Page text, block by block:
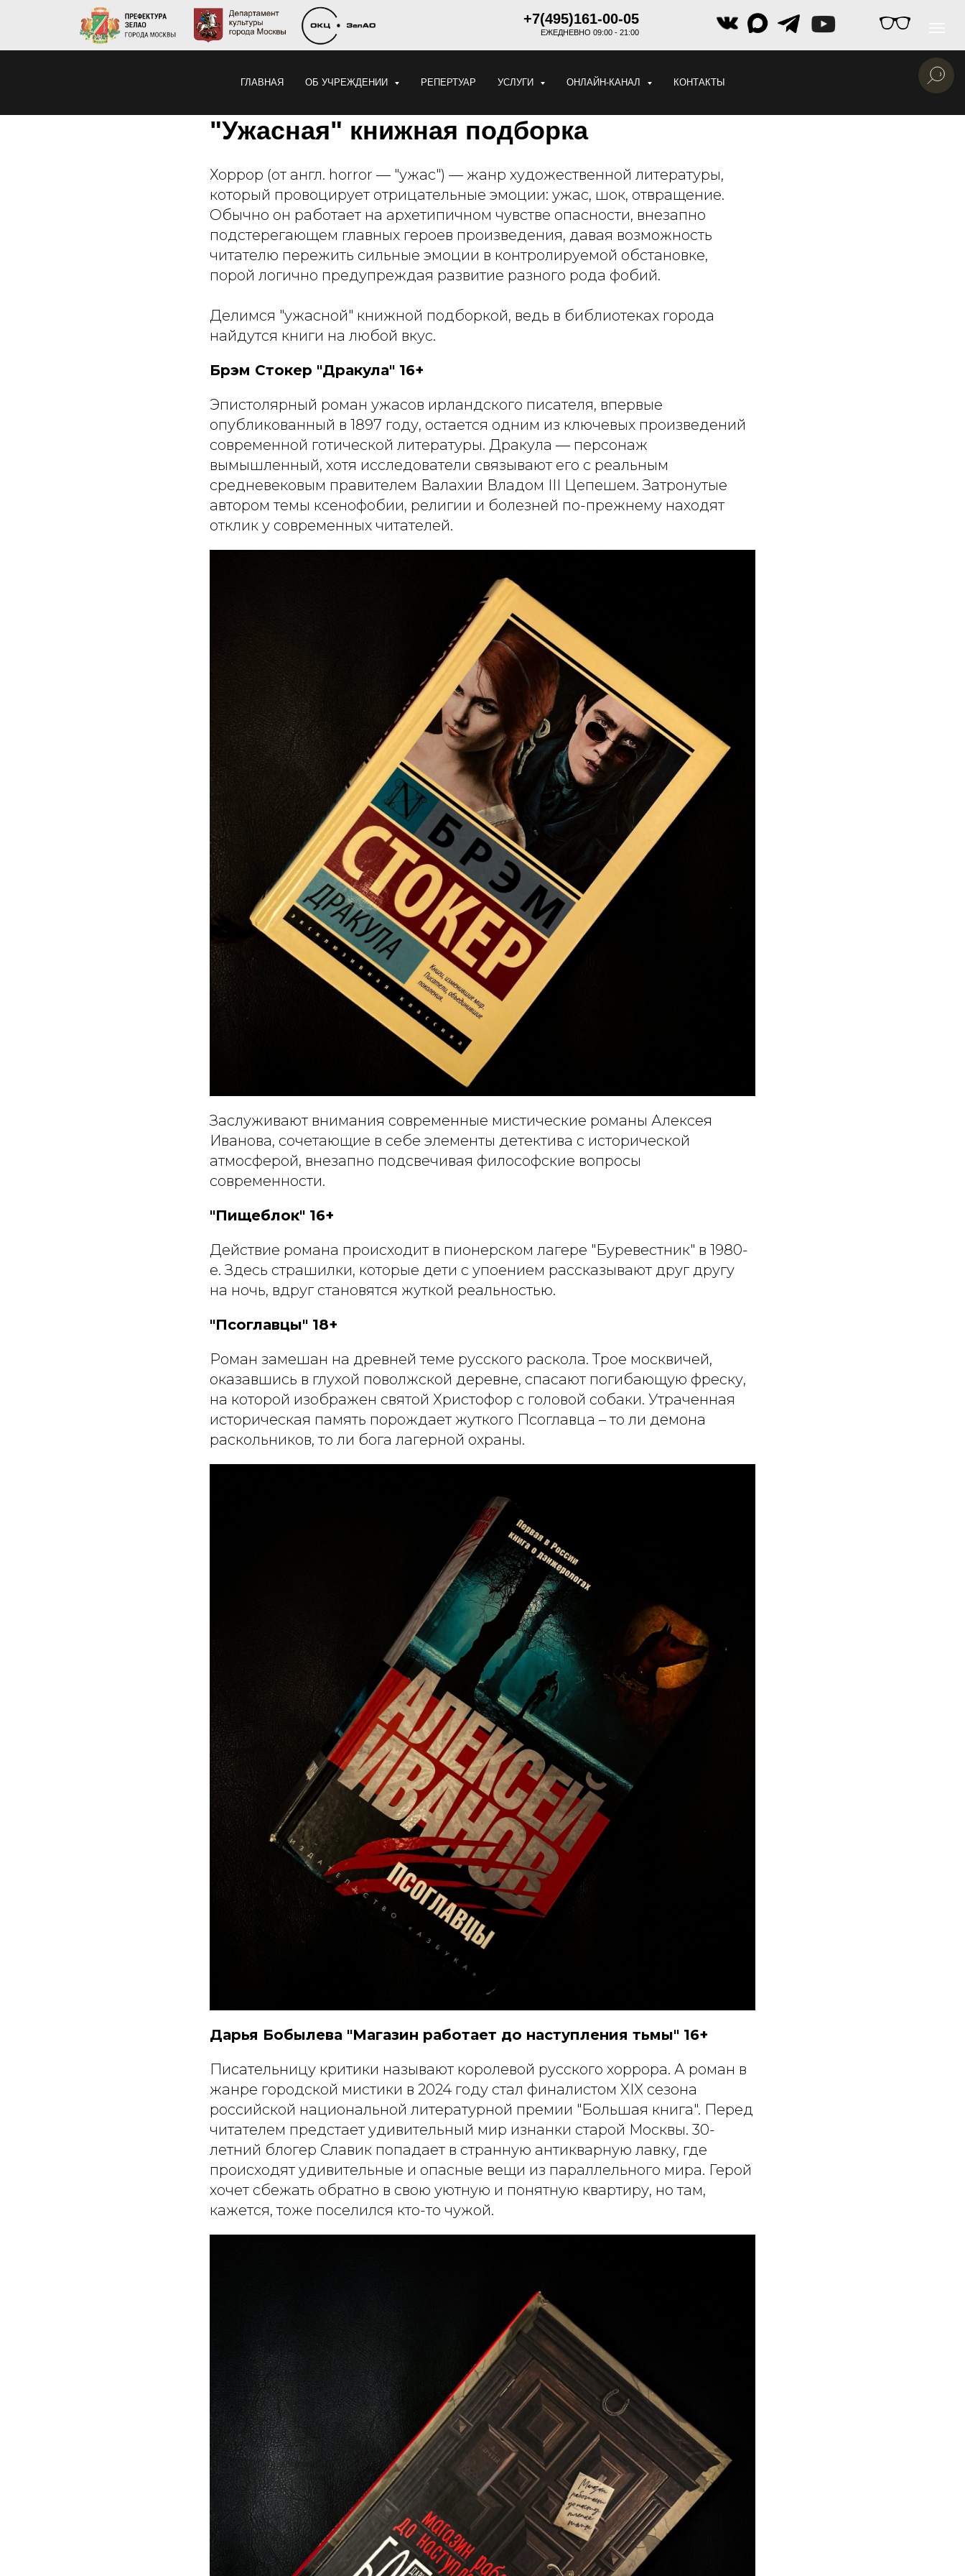
+7(495)161-00-05
ЕЖЕДНЕВНО 09:00 - 21:00
ГЛАВНАЯ ОБ УЧРЕЖДЕНИИ РЕПЕРТУАР УСЛУГИ ОНЛАЙН-КАНАЛ КОНТАКТЫ
"Ужасная" книжная подборка
Хоррор (от англ. horror — "ужас") — жанр художественной литературы,
который провоцирует отрицательные эмоции: ужас, шок, отвращение.
Обычно он работает на архетипичном чувстве опасности, внезапно
подстерегающем главных героев произведения, давая возможность
читателю пережить сильные эмоции в контролируемой обстановке,
порой логично предупреждая развитие разного рода фобий.
Делимся "ужасной" книжной подборкой, ведь в библиотеках города
найдутся книги на любой вкус.
Брэм Стокер "Дракула" 16+
Эпистолярный роман ужасов ирландского писателя, впервые
опубликованный в 1897 году, остается одним из ключевых произведений
современной готической литературы. Дракула — персонаж
вымышленный, хотя исследователи связывают его с реальным
средневековым правителем Валахии Владом III Цепешем. Затронутые
автором темы ксенофобии, религии и болезней по-прежнему находят
отклик у современных читателей.
Заслуживают внимания современные мистические романы Алексея
Иванова, сочетающие в себе элементы детектива с исторической
атмосферой, внезапно подсвечивая философские вопросы
современности.
"Пищеблок" 16+
Действие романа происходит в пионерском лагере "Буревестник" в 1980-
е. Здесь страшилки, которые дети с упоением рассказывают друг другу
на ночь, вдруг становятся жуткой реальностью.
"Псоглавцы" 18+
Роман замешан на древней теме русского раскола. Трое москвичей,
оказавшись в глухой поволжской деревне, спасают погибающую фреску,
на которой изображен святой Христофор с головой собаки. Утраченная
историческая память порождает жуткого Псоглавца – то ли демона
раскольников, то ли бога лагерной охраны.
Дарья Бобылева "Магазин работает до наступления тьмы" 16+
Писательницу критики называют королевой русского хоррора. А роман в
жанре городской мистики в 2024 году стал финалистом XIX сезона
российской национальной литературной премии "Большая книга". Перед
читателем предстает удивительный мир изнанки старой Москвы. 30-
летний блогер Славик попадает в странную антикварную лавку, где
происходят удивительные и опасные вещи из параллельного мира. Герой
хочет сбежать обратно в свою уютную и понятную квартиру, но там,
кажется, тоже поселился кто-то чужой.